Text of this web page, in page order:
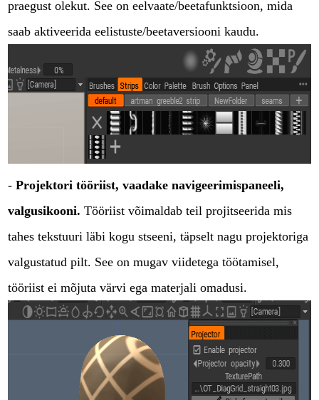
praegust olekut. See on eelvaate/beetafunktsioon, mida
saab aktiveerida eelistuste/beetaversiooni kaudu.
-Projektori tööriist, vaadake navigeerimispaneeli,
valgusikooni. Tööriist võimaldab teil projitseerida mis
tahes tekstuuri läbi kogu stseeni, täpselt nagu projektoriga
valgustatud pilt. See on mugav viidetega töötamisel,
tööriist ei mõjuta värvi ega materjali omadusi.